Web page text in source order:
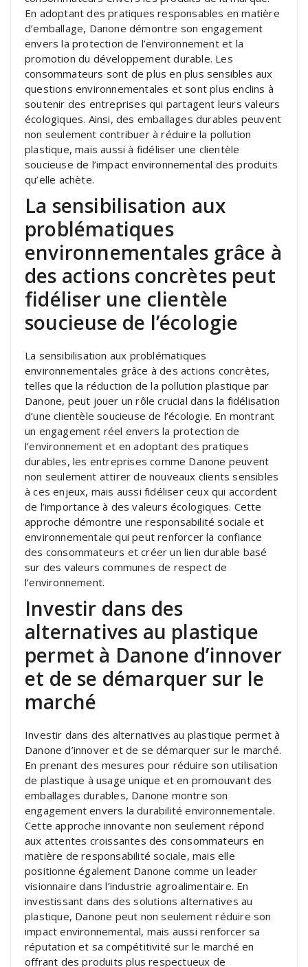
En adoptant des pratiques responsables en matière
d’emballage, Danone démontre son engagement
envers la protection de l’environnement et la
promotion du développement durable. Les
consommateurs sont de plus en plus sensibles aux
questions environnementales et sont plus enclins à
soutenir des entreprises qui partagent leurs valeurs
écologiques. Ainsi, des emballages durables peuvent
non seulement contribuer à réduire la pollution
plastique, mais aussi à fidéliser une clientèle
soucieuse de l’impact environnemental des produits
qu’elle achète.
La sensibilisation aux
problématiques
environnementales grâce à
des actions concrètes peut
fidéliser une clientèle
soucieuse de l’écologie
La sensibilisation aux problématiques
environnementales grâce à des actions concrètes,
telles que la réduction de la pollution plastique par
Danone, peut jouer un rôle crucial dans la fidélisation
d’une clientèle soucieuse de l’écologie. En montrant
un engagement réel envers la protection de
l’environnement et en adoptant des pratiques
durables, les entreprises comme Danone peuvent
non seulement attirer de nouveaux clients sensibles
à ces enjeux, mais aussi fidéliser ceux qui accordent
de l’importance à des valeurs écologiques. Cette
approche démontre une responsabilité sociale et
environnementale qui peut renforcer la confiance
des consommateurs et créer un lien durable basé
sur des valeurs communes de respect de
l’environnement.
Investir dans des
alternatives au plastique
permet à Danone d’innover
et de se démarquer sur le
marché
Investir dans des alternatives au plastique permet à
Danone d’innover et de se démarquer sur le marché.
En prenant des mesures pour réduire son utilisation
de plastique à usage unique et en promouvant des
emballages durables, Danone montre son
engagement envers la durabilité environnementale.
Cette approche innovante non seulement répond
aux attentes croissantes des consommateurs en
matière de responsabilité sociale, mais elle
positionne également Danone comme un leader
visionnaire dans l’industrie agroalimentaire. En
investissant dans des solutions alternatives au
plastique, Danone peut non seulement réduire son
impact environnemental, mais aussi renforcer sa
réputation et sa compétitivité sur le marché en
offrant des produits plus respectueux de